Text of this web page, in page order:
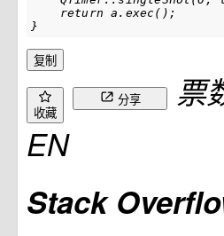
    return a.exec();
}
复制
收藏
分享
票
EN
Stack